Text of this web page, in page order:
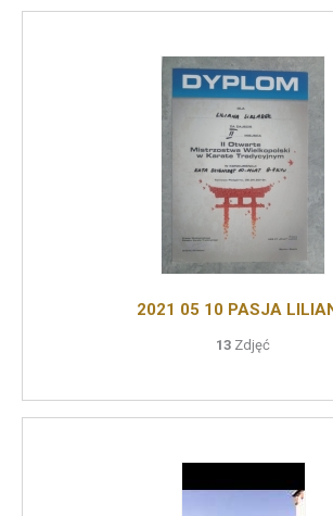
2021 05 10 PASJA
13 Zdjęć